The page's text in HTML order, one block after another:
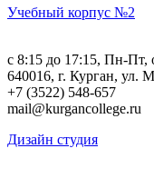
Учебный корпус №2
c 8:15 до 17:15, Пн-Пт,
640016, г. Курган, ул.
+7 (3522) 548-657
mail@kurgancollege.ru
Дизайн студия